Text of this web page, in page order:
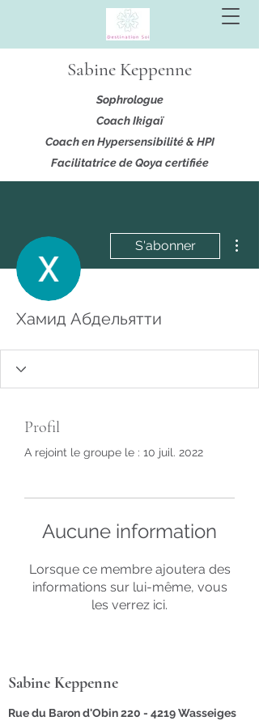
Sabine Keppenne
Sophrologue
Coach Ikigaï
Coach en Hypersensibilité & HPI
Facilitatrice de Qoya certifiée
S'abonner
Хамид Абдельятти
Profil
A rejoint le groupe le : 10 juil. 2022
Aucune information
Lorsque ce membre ajoutera des
informations sur lui-même, vous
les verrez ici.
Sabine Keppenne
Rue du Baron d'Obin 220 - 4219 Wasseiges